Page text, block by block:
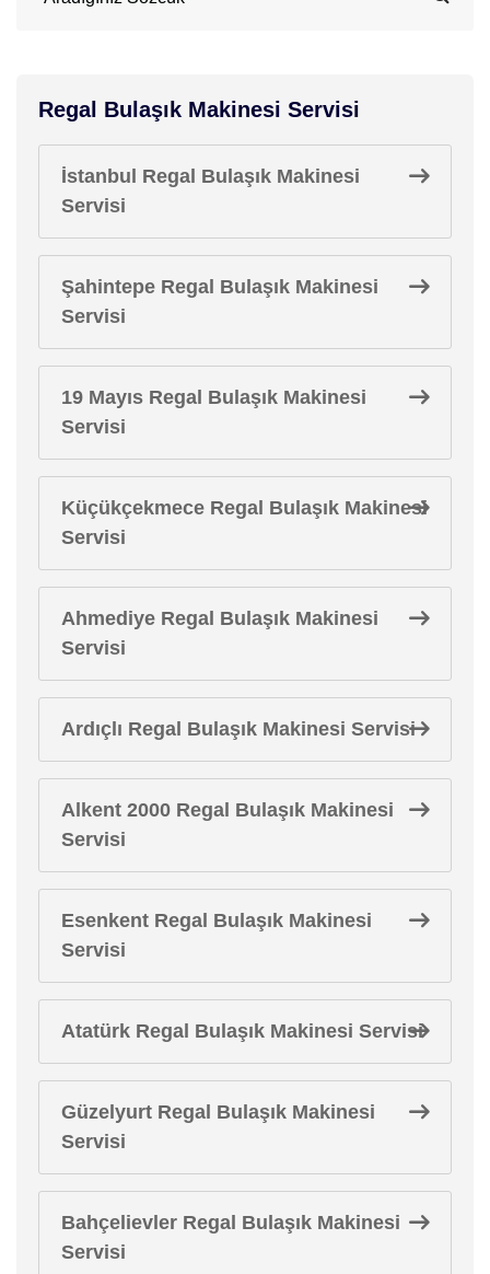
Regal Bulaşık Makinesi Servisi
İstanbul Regal Bulaşık Makinesi
Servisi
Şahintepe Regal Bulaşık Makinesi
Servisi
19 Mayıs Regal Bulaşık Makinesi
Servisi
Küçükçekmece Regal Bulaşık Makinesi
Servisi
Ahmediye Regal Bulaşık Makinesi
Servisi
Ardıçlı Regal Bulaşık Makinesi Servisi
Alkent 2000 Regal Bulaşık Makinesi
Servisi
Esenkent Regal Bulaşık Makinesi
Servisi
Atatürk Regal Bulaşık Makinesi Servisi
Güzelyurt Regal Bulaşık Makinesi
Servisi
Bahçelievler Regal Bulaşık Makinesi
Servisi